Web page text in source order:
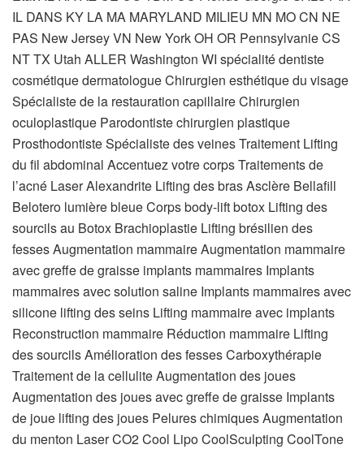
IL DANS KY LA MA MARYLAND MILIEU MN MO CN NE
PAS New Jersey VN New York OH OR Pennsylvanie CS
NT TX Utah ALLER Washington WI spécialité dentiste
cosmétique dermatologue Chirurgien esthétique du visage
Spécialiste de la restauration capillaire Chirurgien
oculoplastique Parodontiste chirurgien plastique
Prosthodontiste Spécialiste des veinesTraitement Lifting
du fil abdominal Accentuez votre corps Traitements de
l’acné Laser Alexandrite Lifting des bras Asclère Bellafill
Belotero lumière bleue Corps body-lift botox Lifting des
sourcils au Botox Brachioplastie Lifting brésilien des
fesses Augmentation mammaire Augmentation mammaire
avec greffe de graisse implants mammaires Implants
mammaires avec solution saline Implants mammaires avec
silicone lifting des seins Lifting mammaire avec implants
Reconstruction mammaire Réduction mammaire Lifting
des sourcils Amélioration des fesses Carboxythérapie
Traitement de la cellulite Augmentation des joues
Augmentation des joues avec greffe de graisse Implants
de joue lifting des joues Pelures chimiques Augmentation
du menton Laser CO2 Cool Lipo CoolSculpting CoolTone